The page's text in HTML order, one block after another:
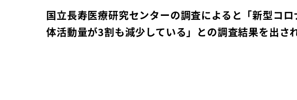
国立長寿医療研究センターの調査によると「新型コ
体活動量が3割も減少している」との調査結果を出され